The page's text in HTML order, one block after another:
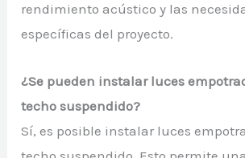
rendimiento acústico y las
específicas del proyecto.
¿Se pueden instalar luces
techo suspendido?
Sí, es posible instalar luces